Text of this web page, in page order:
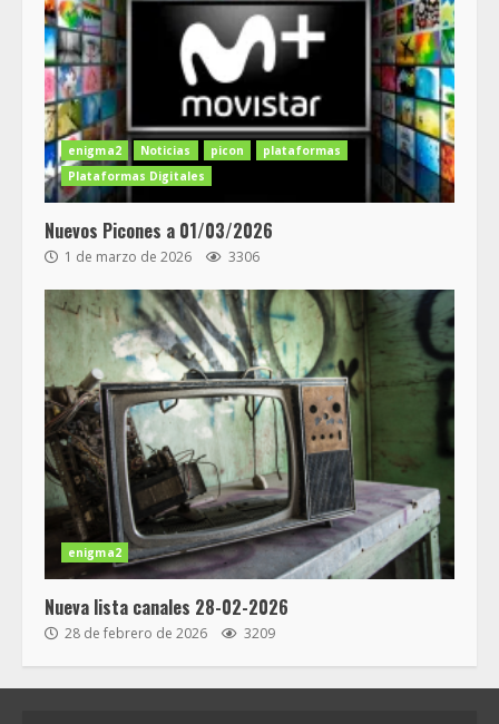
enigma2 Noticias picon
plataformas
Plataformas Digitales
Nuevos Picones a 01/03/2026
1 de marzo de 2026 3306
enigma2
Nueva lista canales 28-02-2026
28 de febrero de 2026 3209